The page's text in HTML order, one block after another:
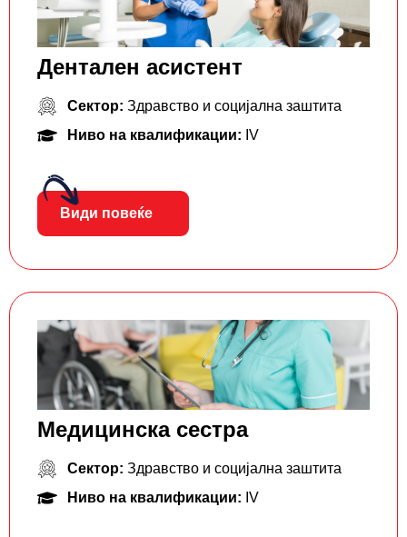
Дентален асистент
Сектор: Здравство и социјална заштита
Ниво на квалификации: IV
Види повеќе
Медицинска сестра
Сектор: Здравство и социјална заштита
Ниво на квалификации: IV